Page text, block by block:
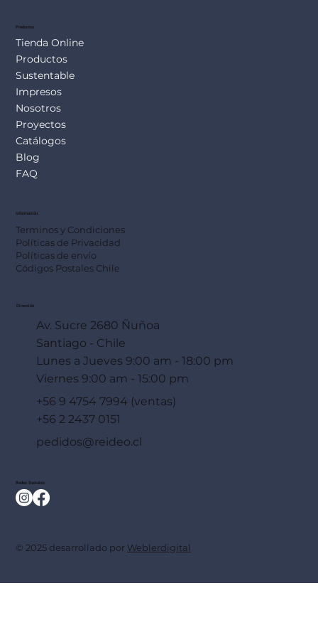
Productos
Tienda Online
Productos
Sustentable
Impresos
Nosotros
Proyectos
Catálogos
Blog
FAQ
Información
Terminos y Condiciones
Políticas de Privacidad
Políticas de envío
Códigos Postales Chile
Dirección
Av. Sucre 2680 Ñuñoa
Santiago - Chile
Lunes a Jueves 9:00 am - 18:00 pm
Viernes 9:00 am - 15:00 pm
+56 9 4754 7994 (ventas)
+56 2 2437 0151
pedidos@reideo.cl
Redes Sociales
© 2025 desarrollado por Weblerdigital